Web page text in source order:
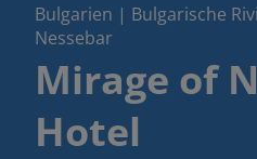
Bulgarien | Bulgarische
Nessebar
Mirage of
Hotel